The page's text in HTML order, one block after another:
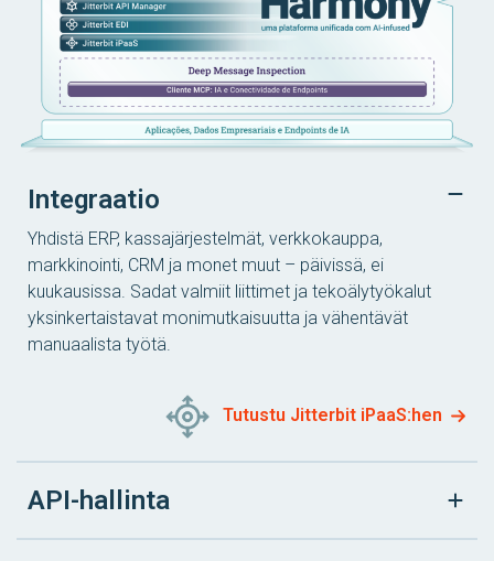
Integraatio
Yhdistä ERP, kassajärjestelmät, verkkokauppa,
markkinointi, CRM ja monet muut – päivissä, ei
kuukausissa. Sadat valmiit liittimet ja tekoälytyökalut
yksinkertaistavat monimutkaisuutta ja vähentävät
manuaalista työtä.
Tutustu Jitterbit iPaaS:hen
API-hallinta